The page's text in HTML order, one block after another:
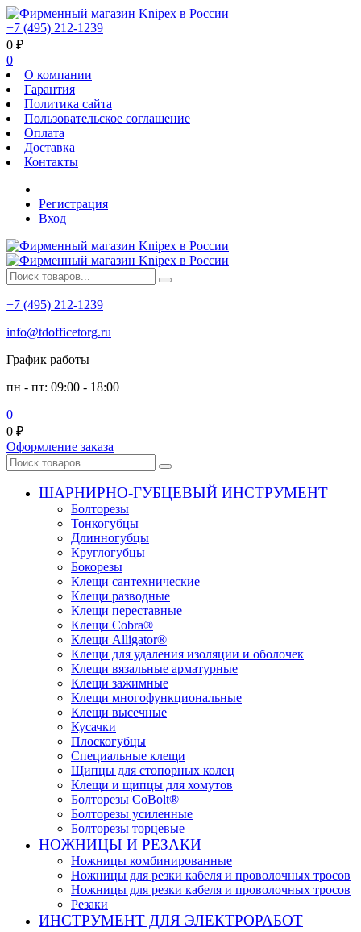
+7 (495) 212-1239
0 ₽
0
О компании
Гарантия
Политика сайта
Пользовательское соглашение
Оплата
Доставка
Контакты
Регистрация
Вход
+7 (495) 212-1239
info@tdofficetorg.ru
График работы
пн - пт: 09:00 - 18:00
0
0 ₽
Оформление заказа
ШАРНИРНО-ГУБЦЕВЫЙ ИНСТРУМЕНТ
Болторезы
Тонкогубцы
Длинногубцы
Круглогубцы
Бокорезы
Клещи сантехнические
Клещи разводные
Клещи переставные
Клещи Cobra®
Клещи Alligator®
Клещи для удаления изоляции и оболочек
Клещи вязальные арматурные
Клещи зажимные
Клещи многофункциональные
Клещи высечные
Кусачки
Плоскогубцы
Специальные клещи
Щипцы для стопорных колец
Клещи и щипцы для хомутов
Болторезы CoBolt®
Болторезы усиленные
Болторезы торцевые
НОЖНИЦЫ И РЕЗАКИ
Ножницы комбинированные
Ножницы для резки кабеля и проволочных тросов
Ножницы для резки кабеля и проволочных тросов
Резаки
ИНСТРУМЕНТ ДЛЯ ЭЛЕКТРОРАБОТ